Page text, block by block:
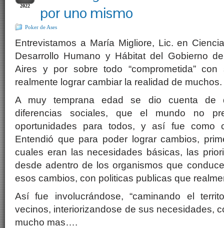
2022
por uno mismo
Poker de Ases
Entrevistamos a María Migliore, Lic. en
Desarrollo Humano y Hábitat del Gobierno
Aires y por sobre todo “comprometida”
realmente lograr cambiar la realidad de muchos.
A muy temprana edad se dio cuenta de
diferencias sociales, que el mundo no
oportunidades para todos, y así fue como
Entendió que para poder lograr cambios,
cuales eran las necesidades básicas, las
desde adentro de los organismos que
esos cambios, con politicas publicas que
Así fue involucrándose, “caminando el
vecinos, interiorizandose de sus necesidades,
mucho mas….